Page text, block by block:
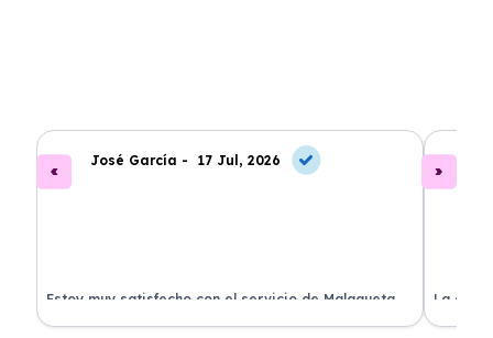
José García - 17 Jul, 2026
Estoy muy satisfecho con el servicio de Malagueta
Renting. El coche llegó en perfectas condiciones y el
La
ha